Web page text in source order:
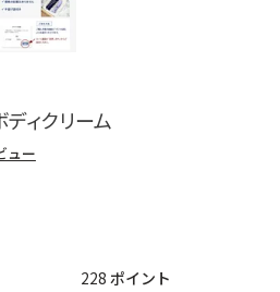
ィクリーム
ュー
228 ポイント